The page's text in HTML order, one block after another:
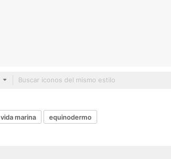
vida marina equinodermo